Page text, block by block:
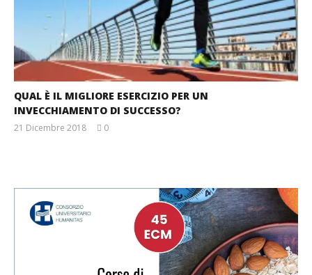
QUAL È IL MIGLIORE ESERCIZIO PER UN
INVECCHIAMENTO DI SUCCESSO?
21 Dicembre 2018
0